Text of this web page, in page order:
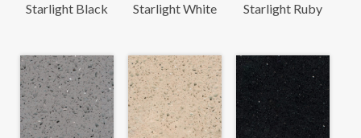
Starlight Black Starlight White Starlight Ruby